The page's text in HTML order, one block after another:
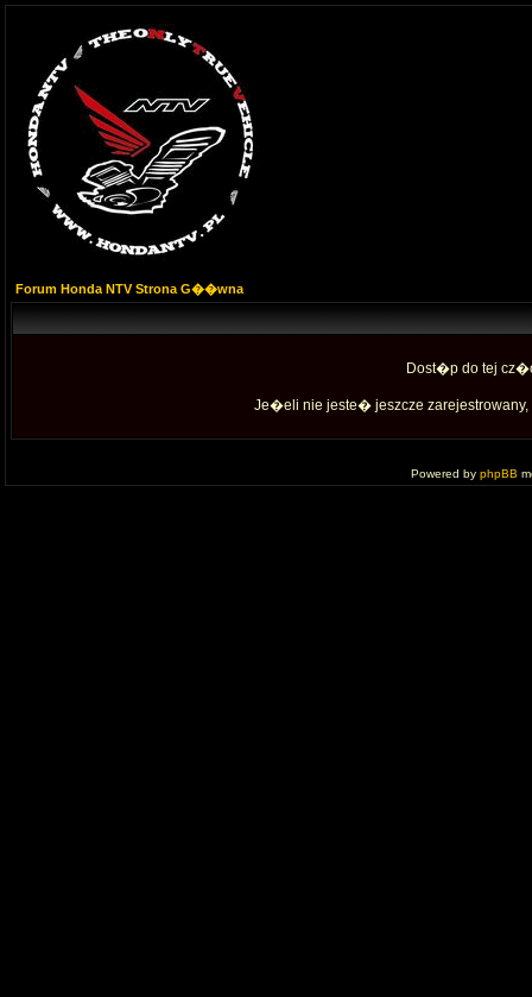
Forum Honda NTV Strona G��wna
Dost�p do tej
Je�eli nie jeste� jeszcze
Powered by phpBB